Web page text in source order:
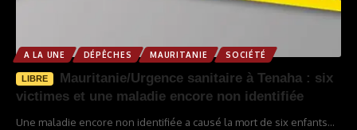
A LA UNE DÉPÊCHES MAURITANIE SOCIÉTÉ
LIBRE
Mauritanie/Urgence sanitaire à Tenaha : six
victimes et une maladie encore non identifiée
Une maladie encore non identifiée a causé la mort de six enfants…